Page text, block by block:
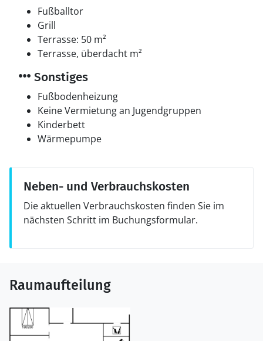
Fußballtor
Grill
Terrasse: 50 m²
Terrasse, überdacht m²
Sonstiges
Fußbodenheizung
Keine Vermietung an Jugendgruppen
Kinderbett
Wärmepumpe
Neben- und Verbrauchskosten
Die aktuellen Verbrauchskosten finden Sie im
nächsten Schritt im Buchungsformular.
Raumaufteilung